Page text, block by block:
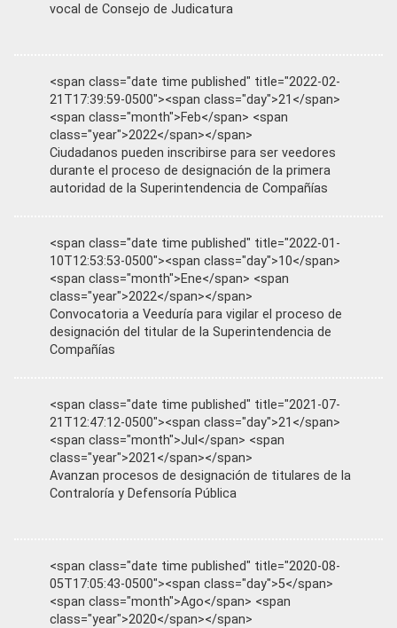
vocal de Consejo de Judicatura
<span class="date time published" title="2022-02-
21T17:39:59-0500"><span class="day">21</span>
<span class="month">Feb</span> <span
class="year">2022</span></span>
Ciudadanos pueden inscribirse para ser veedores
durante el proceso de designación de la primera
autoridad de la Superintendencia de Compañías
<span class="date time published" title="2022-01-
10T12:53:53-0500"><span class="day">10</span>
<span class="month">Ene</span> <span
class="year">2022</span></span>
Convocatoria a Veeduría para vigilar el proceso de
designación del titular de la Superintendencia de
Compañías
<span class="date time published" title="2021-07-
21T12:47:12-0500"><span class="day">21</span>
<span class="month">Jul</span> <span
class="year">2021</span></span>
Avanzan procesos de designación de titulares de la
Contraloría y Defensoría Pública
<span class="date time published" title="2020-08-
05T17:05:43-0500"><span class="day">5</span>
<span class="month">Ago</span> <span
class="year">2020</span></span>